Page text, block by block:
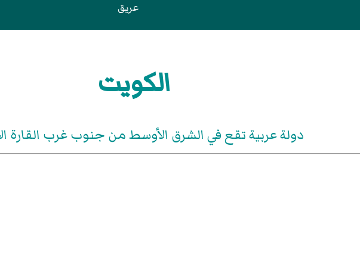
عريق
الكويت
دولة عربية تقع في الشرق الأوسط من جنوب غرب القارة